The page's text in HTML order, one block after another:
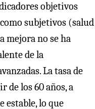
objetivos
subjetivos (salud
mejora no se ha
de la
La tasa de
de los 60 años, a
estable, lo que